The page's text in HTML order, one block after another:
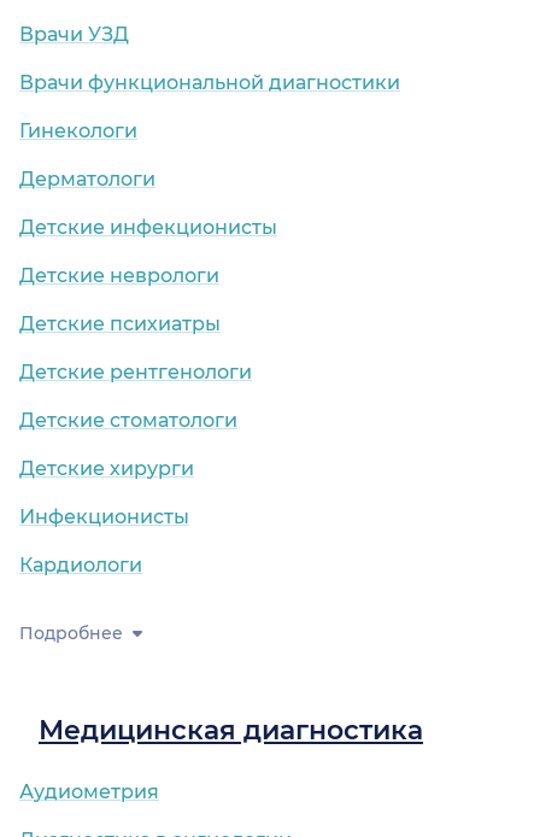
Врачи УЗД
Врачи функциональной диагностики
Гинекологи
Дерматологи
Детские инфекционисты
Детские неврологи
Детские психиатры
Детские рентгенологи
Детские стоматологи
Детские хирурги
Инфекционисты
Кардиологи
Подробнее
Медицинская диагностика
Аудиометрия